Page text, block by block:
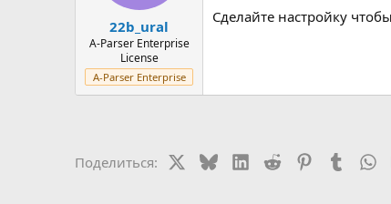
а
л
а
22b_ural
A-Parser Enterprise
License
A-Parser Enterprise
Сделайте настройку
Поделиться: BlueskyLinkedIn
Reddit PinterestTumblr